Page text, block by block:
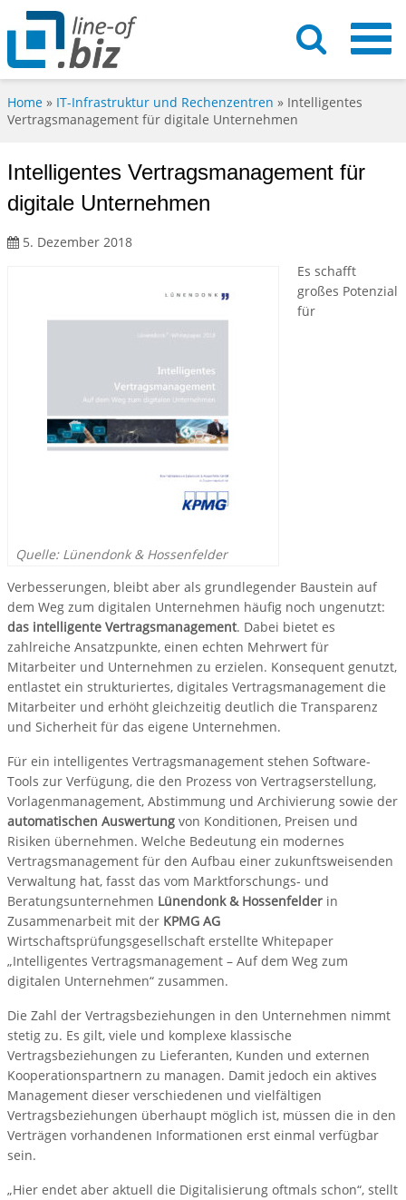
Home » IT-Infrastruktur und Rechenzentren » Intelligentes
Vertragsmanagement für digitale Unternehmen
Intelligentes Vertragsmanagement für
digitale Unternehmen
5. Dezember 2018
Quelle: Lünendonk & Hossenfelder
Es schafft
großes Potenzial
für
Verbesserungen, bleibt aber als grundlegender Baustein auf
dem Weg zum digitalen Unternehmen häufig noch ungenutzt:
das intelligente Vertragsmanagement. Dabei bietet es
zahlreiche Ansatzpunkte, einen echten Mehrwert für
Mitarbeiter und Unternehmen zu erzielen. Konsequent genutzt,
entlastet ein strukturiertes, digitales Vertragsmanagement die
Mitarbeiter und erhöht gleichzeitig deutlich die Transparenz
und Sicherheit für das eigene Unternehmen.
Für ein intelligentes Vertragsmanagement stehen Software-
Tools zur Verfügung, die den Prozess von Vertragserstellung,
Vorlagenmanagement, Abstimmung und Archivierung sowie der
automatischen Auswertung von Konditionen, Preisen und
Risiken übernehmen. Welche Bedeutung ein modernes
Vertragsmanagement für den Aufbau einer zukunftsweisenden
Verwaltung hat, fasst das vom Marktforschungs- und
Beratungsunternehmen Lünendonk & Hossenfelder in
Zusammenarbeit mit der KPMG AG
Wirtschaftsprüfungsgesellschaft erstellte Whitepaper
„Intelligentes Vertragsmanagement – Auf dem Weg zum
digitalen Unternehmen“ zusammen.
Die Zahl der Vertragsbeziehungen in den Unternehmen nimmt
stetig zu. Es gilt, viele und komplexe klassische
Vertragsbeziehungen zu Lieferanten, Kunden und externen
Kooperationspartnern zu managen. Damit jedoch ein aktives
Management dieser verschiedenen und vielfältigen
Vertragsbeziehungen überhaupt möglich ist, müssen die in den
Verträgen vorhandenen Informationen erst einmal verfügbar
sein.
„Hier endet aber aktuell die Digitalisierung oftmals schon“, stellt